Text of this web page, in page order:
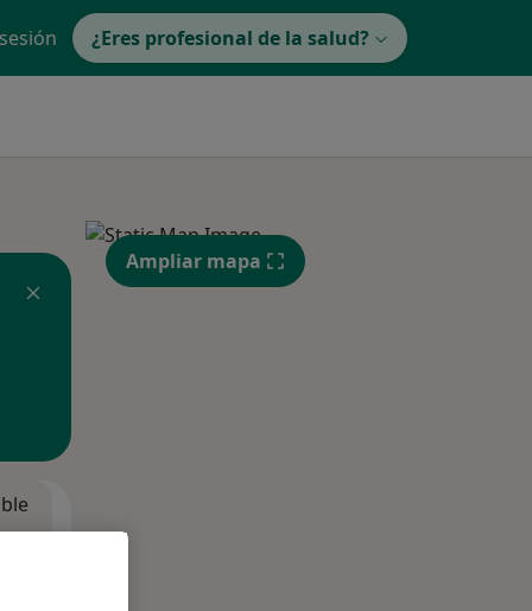
¿Eres profesional de la salud?
Ampliar mapa